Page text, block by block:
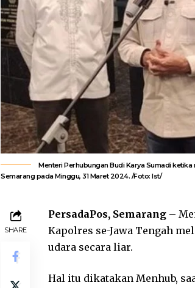
Menteri Perhubungan Budi Karya Sumadi
Semarang pada Minggu, 31 Maret 2024. /Foto: Ist/
SHARE
PersadaPos, Semarang –
Kapolres se-Jawa Tengah
udara secara liar.
Hal itu dikatakan Menhub,